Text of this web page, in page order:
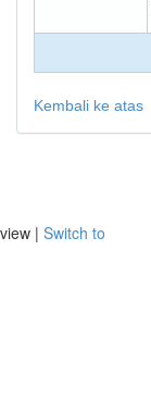
Kembali ke atas
view | Switch to